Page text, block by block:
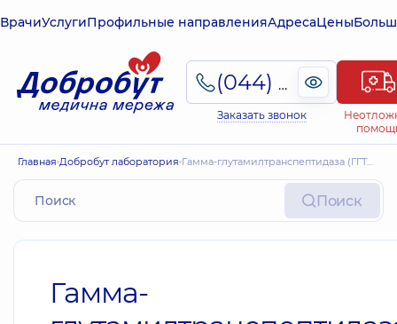
ВрачиУслугиПрофильные направленияАдресаЦены
(044) 495-2-888
Заказать звонок
Главная Добробут лаборатория Гамма-глутамилтранспептидаза (ГГТП) (cito)
Поиск
Гамма-